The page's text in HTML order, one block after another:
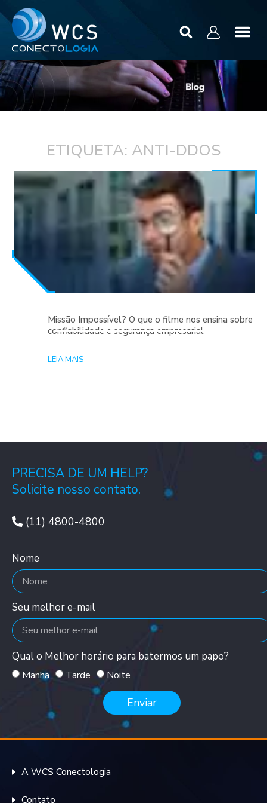
ETIQUETA: ANTI-DDOS
Missão Impossível? O que o filme nos ensina sobre
confiabilidade e segurança empresarial
LEIA MAIS
PRECISA DE UM HELP?
Solicite nosso contato.
(11) 4800-4800
Nome
Seu melhor e-mail
Qual o Melhor horário para batermos um papo?
Manhã Tarde Noite
Enviar
A WCS Conectologia
Contato